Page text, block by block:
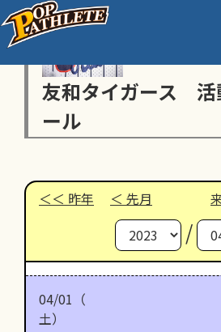
友和タイガース 活
ール
昨年 先月
/
04/01（
土）